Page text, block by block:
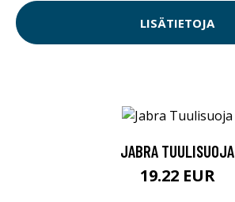
LISÄTIETOJA
JABRA TUULISUOJA
19.22 EUR